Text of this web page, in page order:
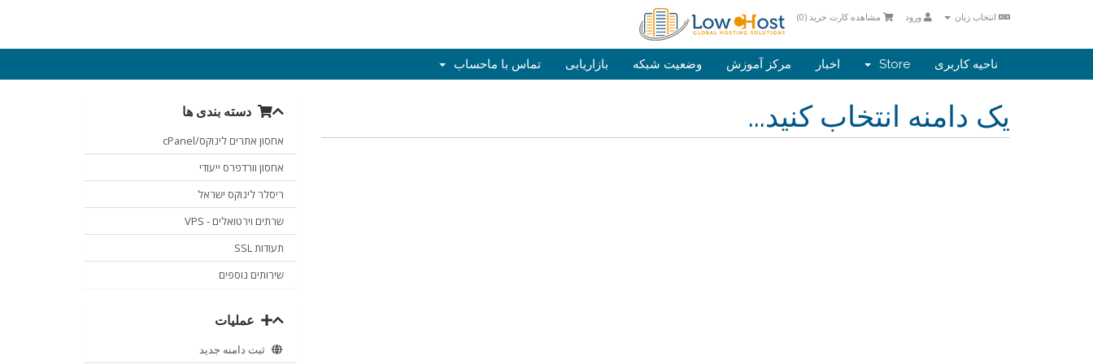
انتخاب زبان ورود مشاهده کارت خرید (0
)
ناحیه کاربری Store اخبار مرکز آموزش وضعیت شبکه بازاریابی تماس با ماحساب
یک دامنه انتخاب کنید... دسته بندی ها
אחסון אתרים לינוקס/cPanel
אחסון וורדפרס ייעודי
ריסלר לינוקס ישראל
שרתים וירטואלים - VPS
תעודות SSL
שירותים נוספים
عملیات
ثبت دامنه جدید